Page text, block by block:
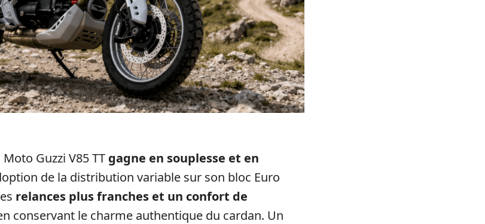
Guzzi V85 TT gagne en souplesse et en
de la distribution variable sur son bloc Euro
relances plus franches et un confort de
conservant le charme authentique du cardan. Un